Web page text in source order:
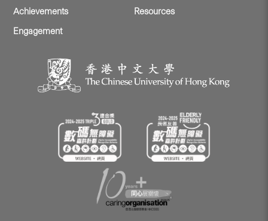
Achievements
Resources
Engagement